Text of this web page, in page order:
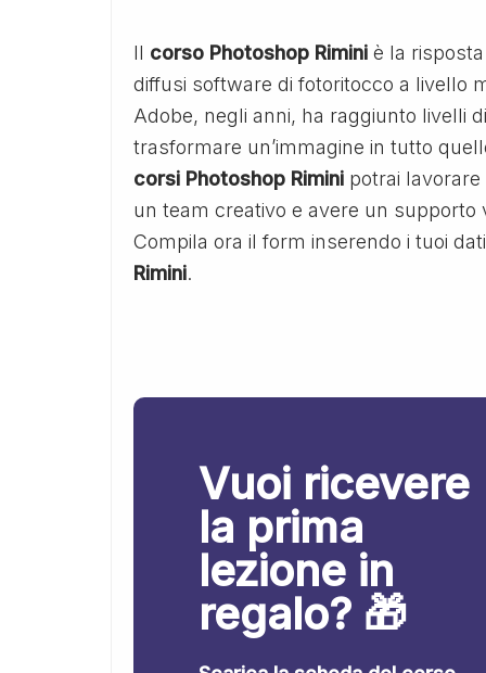
Il corso Photoshop Rimini è la
diffusi software di fotoritocco a livello
Adobe, negli anni, ha raggiunto livelli
trasformare un’immagine in tutto
corsi Photoshop Rimini potrai
un team creativo e avere un
Compila ora il form inserendo i tuoi
Rimini.
Vuoi ricevere
la prima
lezione in
regalo? 🎁